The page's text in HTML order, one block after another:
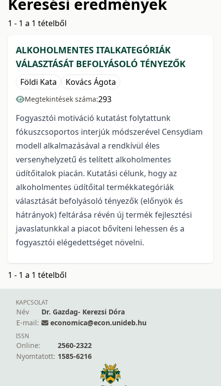
Keresési eredmények
1 - 1 a 1 tételből
ALKOHOLMENTES ITALKATEGÓRIÁK
VÁLASZTÁSÁT BEFOLYÁSOLÓ TÉNYEZŐK
Földi Kata Kovács Ágota
Megtekintések száma:293
Fogyasztói motiváció kutatást folytattunk
fókuszcsoportos interjúk módszerével Censydiam
modell alkalmazásával a rendkívül éles
versenyhelyzetű és telített alkoholmentes
üdítőitalok piacán. Kutatási célunk, hogy az
alkoholmentes üdítőital termékkategóriák
választását befolyásoló tényezők (előnyök és
hátrányok) feltárása révén új termék fejlesztési
javaslatunkkal a piacot bővíteni lehessen és a
fogyasztói elégedettséget növelni.
1 - 1 a 1 tételből
KAPCSOLAT
Név
Dr. Gazdag- Kerezsi Dóra
E-mail:
economica@econ.unideb.hu
ISSN
Online:
2560-2322
Nyomtatott: 1585-6216